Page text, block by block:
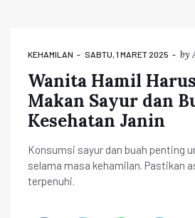
KEHAMILAN SABTU, 1 MARET 2025 by
Wanita Hamil
Makan Sayur dan
Kesehatan Janin
Konsumsi sayur dan buah penting
selama masa kehamilan. Pastikan
terpenuhi.